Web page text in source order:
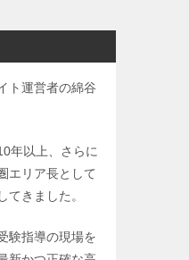
ト運営者の綿谷
年以上、さらに
エリア長として
てきました。
験指導の現場を